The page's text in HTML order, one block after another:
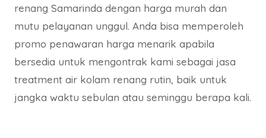
renang Samarinda dengan harga murah dan
mutu pelayanan unggul. Anda bisa memperoleh
promo penawaran harga menarik apabila
bersedia untuk mengontrak kami sebagai jasa
treatment air kolam renang rutin, baik untuk
jangka waktu sebulan atau seminggu berapa kali.